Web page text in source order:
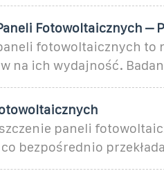
Fotowoltaicznych –
fotowoltaicznych to
na ich wydajność.
paneli
bezpośrednio